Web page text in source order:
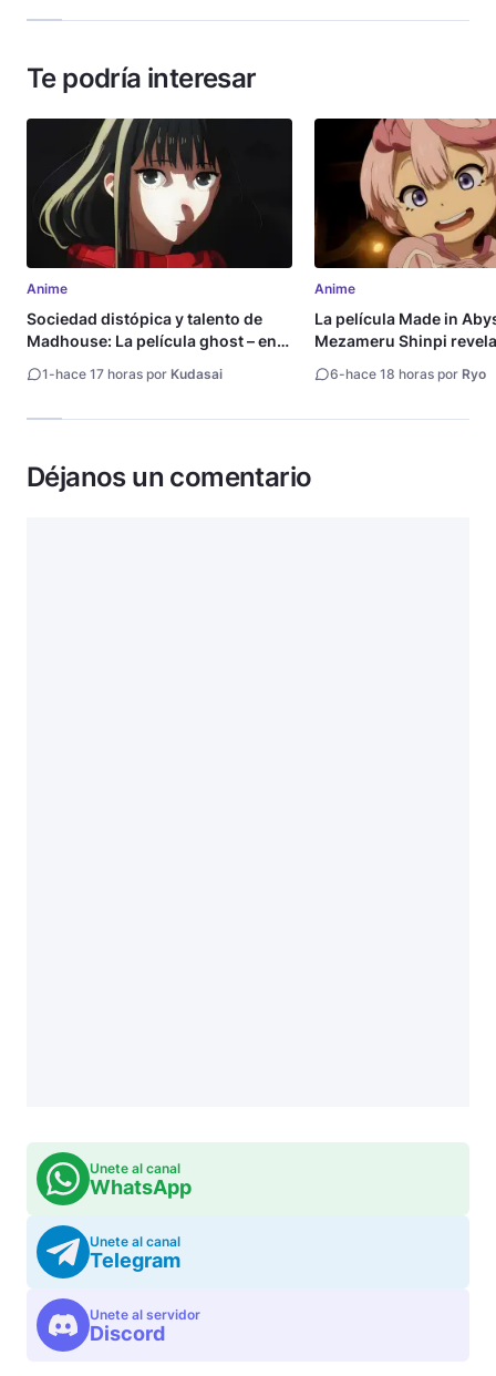
Te podría interesar
Anime
Sociedad distópica y talento de
Madhouse: La película ghost – end
1-hace 17 horas por Kudasai
Anime
La película Made in
Mezameru Shinpi
6-hace 18 horas por Ryo
Déjanos un comentario
Unete al canal
WhatsApp
Unete al canal
Telegram
Unete al servidor
Discord